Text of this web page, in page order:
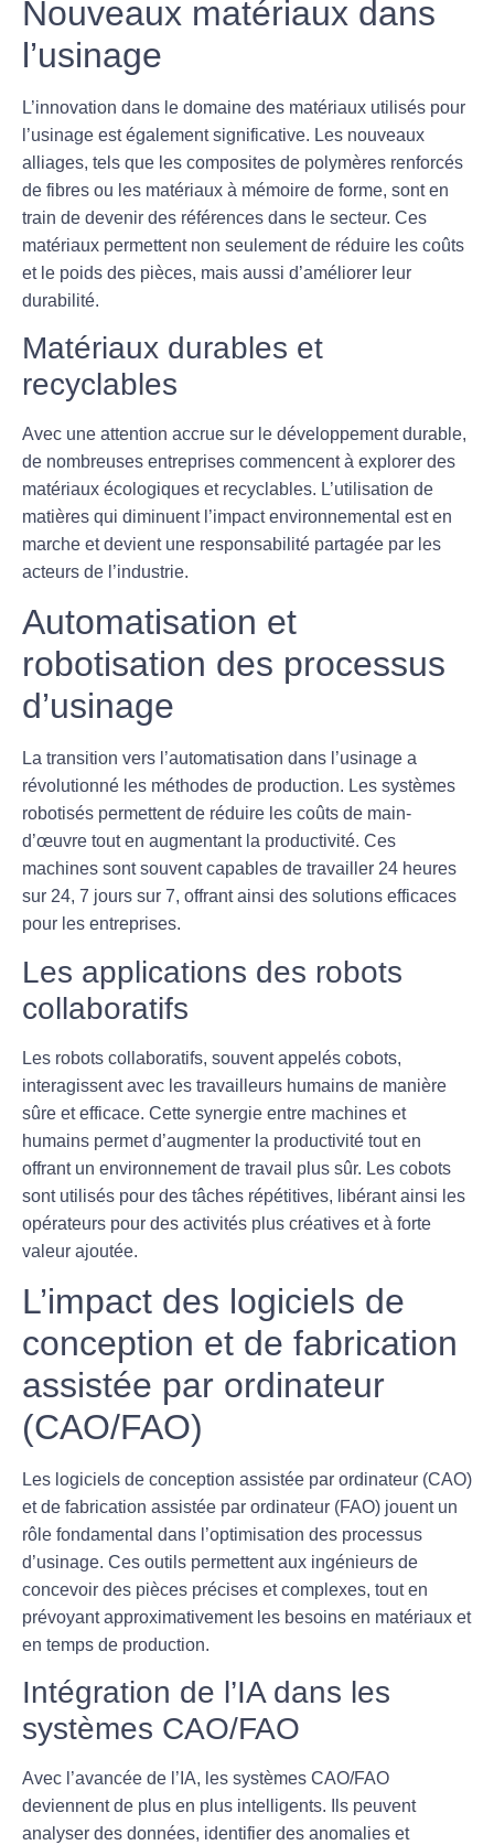
Nouveaux matériaux dans
l’usinage
L’innovation dans le domaine des matériaux utilisés pour
l’usinage est également significative. Les nouveaux
alliages, tels que les composites de polymères renforcés
de fibres ou les matériaux à mémoire de forme, sont en
train de devenir des références dans le secteur. Ces
matériaux permettent non seulement de réduire les coûts
et le poids des pièces, mais aussi d’améliorer leur
durabilité.
Matériaux durables et
recyclables
Avec une attention accrue sur le développement durable,
de nombreuses entreprises commencent à explorer des
matériaux écologiques et recyclables. L’utilisation de
matières qui diminuent l’impact environnemental est en
marche et devient une responsabilité partagée par les
acteurs de l’industrie.
Automatisation et
robotisation des processus
d’usinage
La transition vers l’automatisation dans l’usinage a
révolutionné les méthodes de production. Les systèmes
robotisés permettent de réduire les coûts de main-
d’œuvre tout en augmentant la productivité. Ces
machines sont souvent capables de travailler 24 heures
sur 24, 7 jours sur 7, offrant ainsi des solutions efficaces
pour les entreprises.
Les applications des robots
collaboratifs
Les robots collaboratifs, souvent appelés cobots,
interagissent avec les travailleurs humains de manière
sûre et efficace. Cette synergie entre machines et
humains permet d’augmenter la productivité tout en
offrant un environnement de travail plus sûr. Les cobots
sont utilisés pour des tâches répétitives, libérant ainsi les
opérateurs pour des activités plus créatives et à forte
valeur ajoutée.
L’impact des logiciels de
conception et de fabrication
assistée par ordinateur
(CAO/FAO)
Les logiciels de conception assistée par ordinateur (CAO)
et de fabrication assistée par ordinateur (FAO) jouent un
rôle fondamental dans l’optimisation des processus
d’usinage. Ces outils permettent aux ingénieurs de
concevoir des pièces précises et complexes, tout en
prévoyant approximativement les besoins en matériaux et
en temps de production.
Intégration de l’IA dans les
systèmes CAO/FAO
Avec l’avancée de l’IA, les systèmes CAO/FAO
deviennent de plus en plus intelligents. Ils peuvent
analyser des données, identifier des anomalies et